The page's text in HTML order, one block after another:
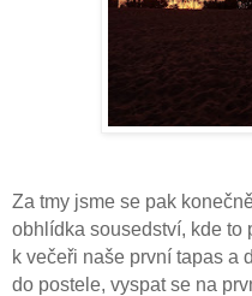
Za tmy jsme se pak
obhlídka sousedství, kde to
k večeři naše první tapas a
do postele, vyspat se na